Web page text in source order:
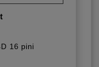
16 pini